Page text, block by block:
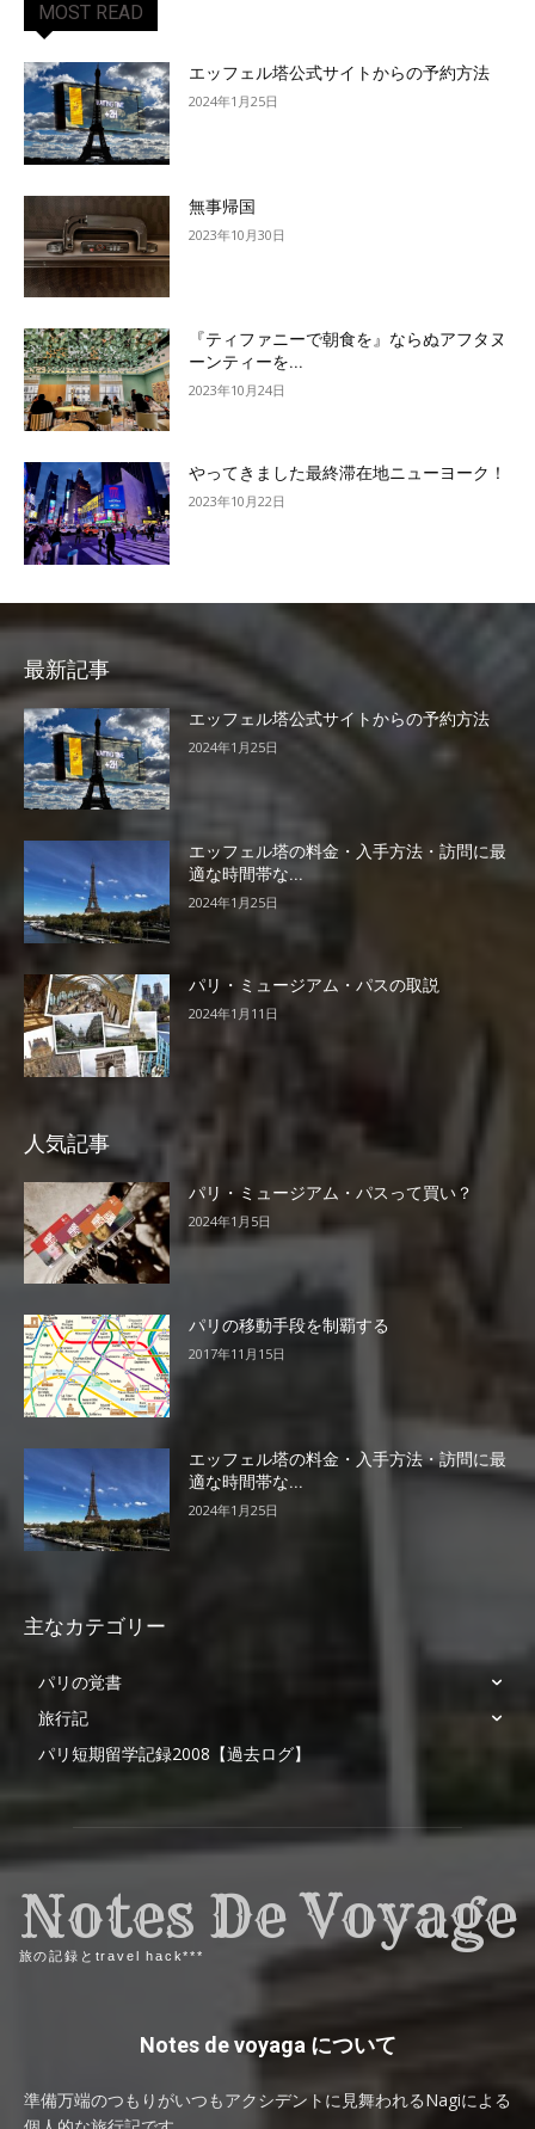
MOST READ
エッフェル塔公式サイトからの予約方法
2024年1月25日
無事帰国
2023年10月30日
『ティファニーで朝食を』ならぬアフタヌ
ーンティーを...
2023年10月24日
やってきました最終滞在地ニューヨーク！
2023年10月22日
最新記事
エッフェル塔公式サイトからの予約方法
2024年1月25日
エッフェル塔の料金・入手方法・訪問に最
適な時間帯な...
2024年1月25日
パリ・ミュージアム・パスの取説
2024年1月11日
人気記事
パリ・ミュージアム・パスって買い？
2024年1月5日
パリの移動手段を制覇する
2017年11月15日
エッフェル塔の料金・入手方法・訪問に最
適な時間帯な...
2024年1月25日
主なカテゴリー
パリの覚書
旅行記
パリ短期留学記録2008【過去ログ】
Notes De Voyage
旅の記録とtravel hack***
Notes de voyaga について
準備万端のつもりがいつもアクシデントに見舞われるNagiによる